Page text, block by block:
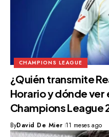
CHAMPIONS LEAGUE
¿Quién transmite
Horario y dónde ver
Champions League
ByDavid De Mier 11 meses ago